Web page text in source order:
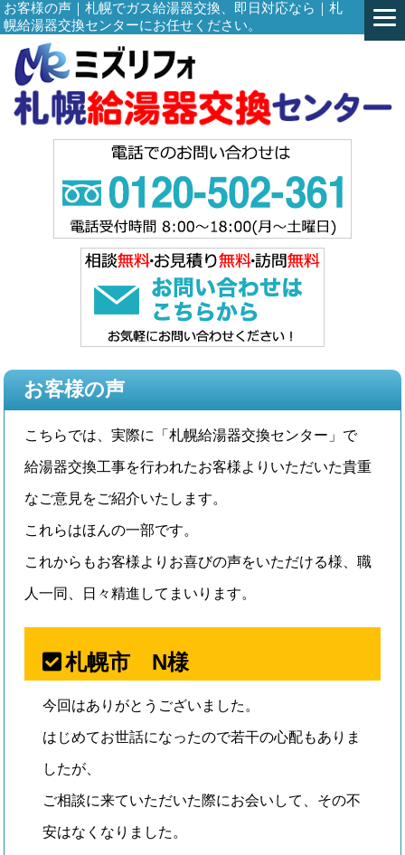
お客様の声｜札幌でガス給湯器交換、即日対応なら｜札
幌給湯器交換センターにお任せください。
お客様の声
こちらでは、実際に「札幌給湯器交換センター」で
給湯器交換工事を行われたお客様よりいただいた貴重
なご意見をご紹介いたします。
これらはほんの一部です。
これからもお客様よりお喜びの声をいただける様、職
人一同、日々精進してまいります。
札幌市 N様
今回はありがとうございました。
はじめてお世話になったので若干の心配もありま
したが、
ご相談に来ていただいた際にお会いして、その不
安はなくなりました。